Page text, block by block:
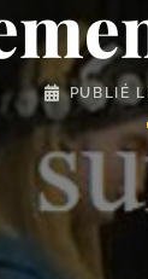
PUBLIÉ